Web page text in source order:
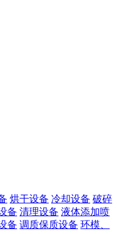
烘干设备 冷却设备 破碎
备 清理设备 液体添加喷
备 调质保质设备 环模、